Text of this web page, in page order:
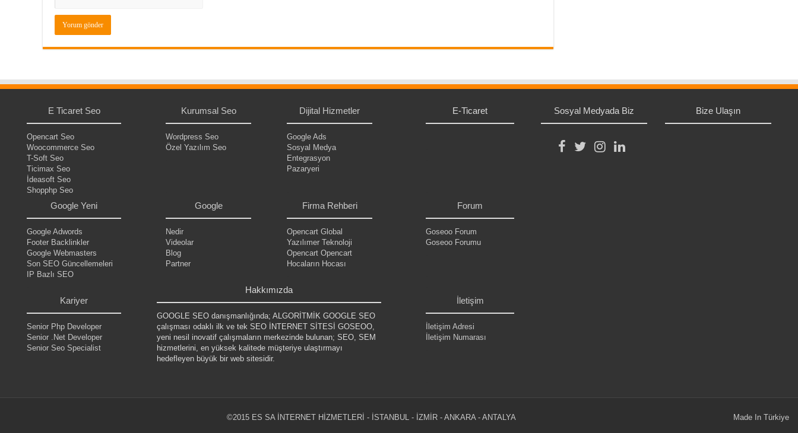
E Ticaret Seo
Opencart Seo
Woocommerce Seo
T-Soft Seo
Ticimax Seo
İdeasoft Seo
Shopphp Seo
Google Yeni
Google Adwords
Footer Backlinkler
Google Webmasters
Son SEO Güncellemeleri
IP Bazlı SEO
Kariyer
Senior Php Developer
Senior .Net Developer
Senior Seo Specialist
Kurumsal Seo
Wordpress Seo
Özel Yazılım Seo
Google
Nedir
Videolar
Blog
Partner
Dijital Hizmetler
Google Ads
Sosyal Medya
Entegrasyon
Pazaryeri
Firma Rehberi
Opencart Global
Yazılımer Teknoloji
Opencart Opencart
Hocaların Hocası
Hakkımızda
GOOGLE SEO danışmanlığında; ALGORİTMİK GOOGLE SEO
çalışması odaklı ilk ve tek SEO İNTERNET SİTESİ GOSEOO,
yeni nesil inovatif çalışmaların merkezinde bulunan; SEO, SEM
hizmetlerini, en yüksek kalitede müşteriye ulaştırmayı
hedefleyen büyük bir web sitesidir.
E-Ticaret
Forum
Goseoo Forum
Goseoo Forumu
İletişim
İletişim Adresi
İletişim Numarası
Sosyal Medyada Biz Bize Ulaşın
Made In Türkiye
©2015 ES SA İNTERNET HİZMETLERİ - İSTANBUL- İZMİR- ANKARA- ANTALYA